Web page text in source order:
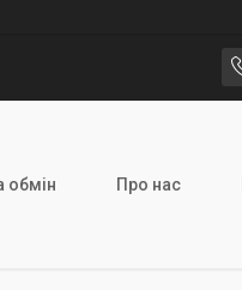
обмін Про нас